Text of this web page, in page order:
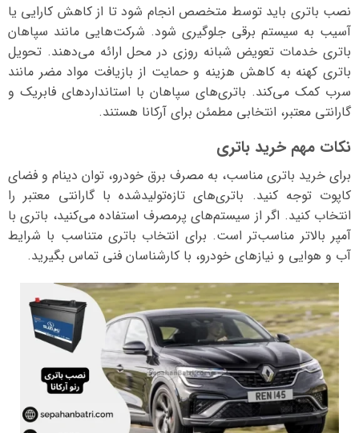
نصب باتری باید توسط متخصص انجام شود تا از کاهش کارایی یا
آسیب به سیستم برقی جلوگیری شود. شرکت‌هایی مانند سپاهان
باتری خدمات تعویض شبانه روزی در محل ارائه می‌دهند. تحویل
باتری کهنه به کاهش هزینه و حمایت از بازیافت مواد مضر مانند
سرب کمک می‌کند. باتری‌های سپاهان با استانداردهای فابریک و
گارانتی معتبر، انتخابی مطمئن برای آرکانا هستند.
نکات مهم خرید باتری
برای خرید باتری مناسب، به مصرف برق خودرو، توان دینام و فضای
کاپوت توجه کنید. باتری‌های تازه‌تولیدشده با گارانتی معتبر را
انتخاب کنید. اگر از سیستم‌های پرمصرف استفاده می‌کنید، باتری با
آمپر بالاتر مناسب‌تر است. برای انتخاب باتری متناسب با شرایط
آب و هوایی و نیازهای خودرو، با کارشناسان فنی تماس بگیرید.